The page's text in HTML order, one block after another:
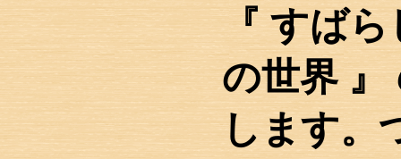
『 すば
の世界 』
します。